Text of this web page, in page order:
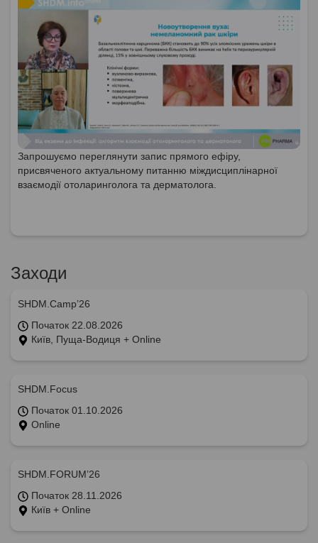
Запрошуємо переглянути запис прямого ефіру,
присвяченого актуальному питанню міждисциплінарної
взаємодії отоларинголога та дерматолога.
Заходи
SHDM.Camp’26
Початок 22.08.2026
Київ, Пуща-Водиця + Online
SHDM.Focus
Початок 01.10.2026
Online
SHDM.FORUM’26
Початок 28.11.2026
Київ + Online